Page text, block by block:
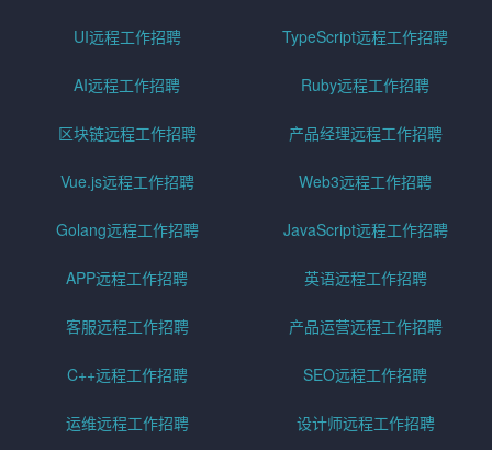
UI远程工作招聘 TypeScript远程工作招聘
AI远程工作招聘 Ruby远程工作招聘
区块链远程工作招聘 产品经理远程工作招聘
Vue.js远程工作招聘 Web3远程工作招聘
Golang远程工作招聘 JavaScript远程工作招聘
APP远程工作招聘 英语远程工作招聘
客服远程工作招聘 产品运营远程工作招聘
C++远程工作招聘 SEO远程工作招聘
运维远程工作招聘 设计师远程工作招聘